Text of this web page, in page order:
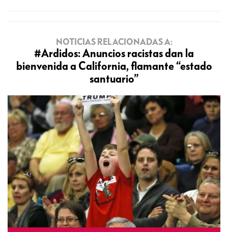
NOTICIAS RELACIONADAS A:
#Ardidos: Anuncios racistas dan la
bienvenida a California, flamante “estado
santuario”